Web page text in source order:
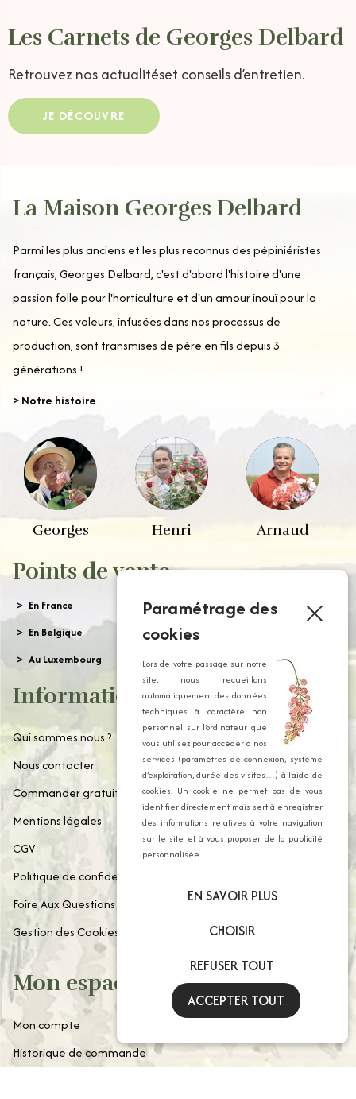
Les Carnets de Georges Delbard
Retrouvez nos actualitéset conseils d’entretien.
JE DÉCOUVRE
La Maison Georges Delbard
Parmi les plus anciens et les plus reconnus des pépiniéristes
français, Georges Delbard, c'est d'abord l'histoire d'une
passion folle pour l'horticulture et d'un amour inouï pour la
nature. Ces valeurs, infusées dans nos processus de
production, sont transmises de père en fils depuis 3
générations !
> Notre histoire
Georges Henri Arnaud
Points de vente
En France
En Belgique
Au Luxembourg
Informations
Qui sommes nous ?
Nous contacter
Commander gratuitement notre catalogue
Mentions légales
CGV
Politique de confidentialité
Foire Aux Questions
Gestion des Cookies
Mon espace client
Mon compte
Historique de commande
Paramétrage des
cookies
Lors de votre passage sur notre
site, nous recueillons
automatiquement des données
techniques à caractère non
personnel sur l’ordinateur que
vous utilisez pour accéder à nos
services (paramètres de connexion, système
d’exploitation, durée des visites…) à l’aide de
cookies. Un cookie ne permet pas de vous
identifier directement mais sert à enregistrer
des informations relatives à votre navigation
sur le site et à vous proposer de la publicité
personnalisée.
EN SAVOIR PLUS
CHOISIR
REFUSER TOUT
ACCEPTER TOUT